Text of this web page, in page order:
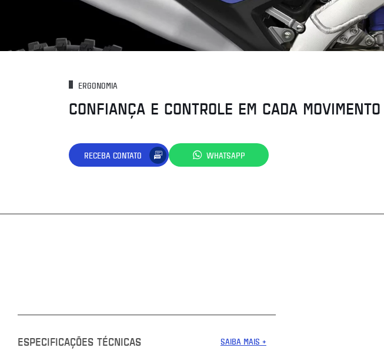
ERGONOMIA
CONFIANÇA E CONTROLE EM CADA MOVIMENTO
RECEBA CONTATO WHATSAPP
ESPECIFICAÇÕES TÉCNICAS SAIBA MAIS +